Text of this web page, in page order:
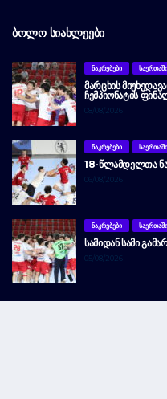
ᲑᲝᲚᲝ ᲡᲘᲐᲮᲚᲔᲔᲑᲘ
ᲜᲐᲙᲠᲔᲑᲔᲑᲘ
ᲛᲐᲠᲪᲮᲘᲡ
ᲩᲔᲛᲞᲘᲝᲜᲐᲢᲘᲡ
08/08/2026
ᲜᲐᲙᲠᲔᲑᲔᲑᲘ
18-ᲬᲚᲐᲛᲓᲔᲚᲗᲐ
06/08/2026
ᲜᲐᲙᲠᲔᲑᲔᲑᲘ
ᲡᲐᲛᲘᲓᲐᲜ ᲡᲐᲛᲘ
05/08/2026